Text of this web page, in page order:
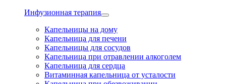
Инфузионная терапия
Капельницы на дому
Капельница для печени
Капельницы для сосудов
Капельница при отравлении алкоголем
Капельница для сердца
Витаминная капельница от усталости